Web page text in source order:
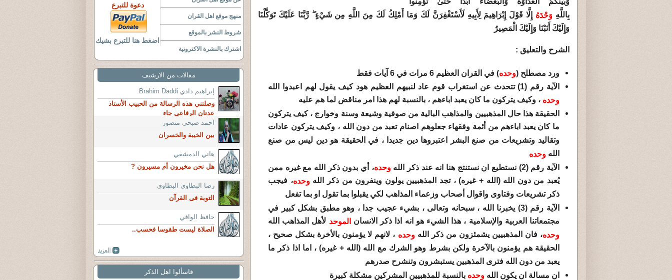
بِاللَّهِ وَحْدَهُ إِلَّا قَوْلَ إِبْرَاهِيمَ لِأَبِيهِ لَأَسْتَغْفِرَنَّ لَكَ وَمَا أَمْلِكُ لَكَ مِنَ اللَّهِ مِن شَيْءٍ ۖ رَّبَّنَا عَلَيْكَ تَوَكَّلْنَا
وَإِلَيْكَ أَنَبْنَا وَإِلَيْكَ الْمَصِيرُ
الشرح والتعليق :
ورد مصطلح (وحده) في القران العظيم 6 مرات في 6 آيات فقط
الآية رقم (1) تتحدث عن استغراب قوم عاد لنبيهم العظيم هود كيف يقول لهم اعبدوا الله
وحده ، وكيف يتركون ما كان يعبد اباءهم ، بالنسبة لهم هذا امر مناقض لما هم عليه
الحقيقة هذا حال المذهبيين والمذاهب البالية من صوفية وشيعة وسنة وخوارج ، كيف يتركون
ما كان يعبد اباءهم من أئمة وفقهاء جعلوهم اصنام تعبد من دون الله ، وكيف يتركون عادات
وتقاليد وتشريعات من صنع البشر اعتبروها دين جديدا ، في الحقيقة هو دين ليس من صنع
الله وحده
الآية رقم (2) نستطيع ان نستنتج هنا انه عند ذكر الله
وحده، أي بدون ذكر الله مع غيره ممن
يُعبد من دون الله (الله + غيره) ، تجد المذهبيين يولون وينفرون من ذكر اللهوحده، فيجب
ذكر تشريعات وفتاوى واقوال أصحاب وزعماء المذاهب لكي يقبلوا بما تقول او بما تفعل
الآية رقم (3) يخبرنا الله ، سبحانه وتعالى ، بشيء عجيب جدا ، وهو مطبق بشكل كبير في
مجتمعاتنا العربية والإسلامية ، هذا الشيء هو انه اذا ذكر الانسان الموحد لأهل المذاهب الله
وحده، فان المذهبيين يشمئزون من ذكر اللهوحده ، لانهم لا يؤمنون بالأخرة بشكل صحيح ،
الحقيقة هم يؤمنون بالآخرة ولكن بشرط وهو الشرك مع الله (الله + غيره) ، اما اذا ذكر ما
يعبد من دون الله فترى المذهبين يستبشرون وتنشرح صدرهم
ان مسالة ان يكون الله وحده بالنسبة للمذهبيين المشركين مشكلة كبيرة
منهج موقع اهل القران
شروط النشر بالموقع
اشترك بالنشرة الاكترونية
دعوة للتبرع
اضغط هنا للتبرع بشيك
مقالات من الارشيف
إبراهيم دادي Brahim Daddi
وصلتني هذه الرسالة من الحبيب الأستاذ
عدنان الرفاعي جاء
آحمد صبحي منصور
بين الخيبة والخسران
هاني الدمشقي
هل نحن مخيرون أم مسيرون ?
رضا البطاوى البطاوى
التوبة فى القرآن
حافظ الوافي
الصلاة ليست طقوسا فحسب..
فاسألوا اهل الذكر